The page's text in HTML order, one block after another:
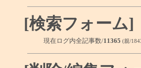
[検索フォーム]
現在ログ内全記事数/11365 (親/